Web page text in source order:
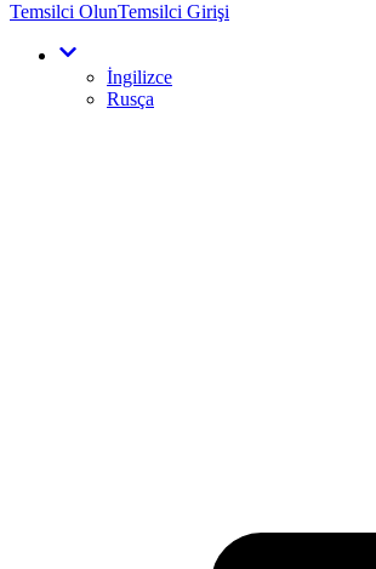
Temsilci OlunTemsilci Girişi
İngilizce
Rusça